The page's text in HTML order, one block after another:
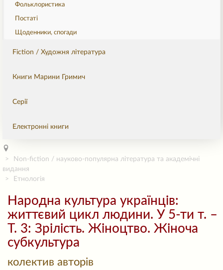
Фольклористика
Постаті
Щоденники, спогади
Fiction / Художня література
Книги Марини Гримич
Серії
Електронні книги
Non-fiction / науково-популярна література та академічні
видання
Етнологія
Народна культура українців:
життєвий цикл людини. У 5-ти т. –
Т. 3: Зрілість. Жіноцтво. Жіноча
субкультура
колектив авторів